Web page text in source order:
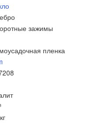
зажимы
пленка